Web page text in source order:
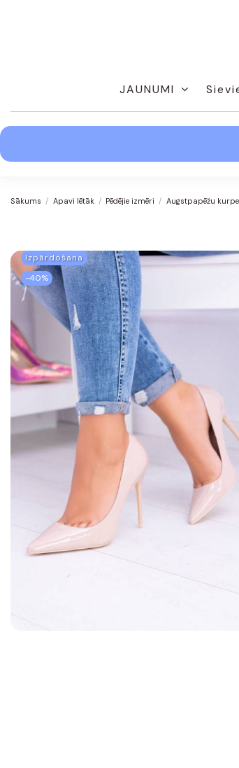
JAUNUMI
Sākums Apavi lētāk Pēdējie izmēri Augstpapēžu
Izpārdošana
-40%